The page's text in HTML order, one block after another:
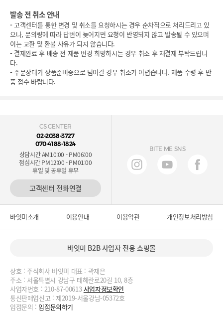
발송 전 취소 안내
-고객센터를 통한 변경 및 취소를 요청하시는 경우 순차적으로 처리드리고 있
으나, 문의량에 따라 답변이 늦어지면 요청이 반영되지 않고 발송될 수 있으며
이는 교환 및 환불 사유가 되지 않습니다.
- 결제완료 후 배송 전 제품 변경 희망하시는 경우 취소 후 재결제 부탁드립니
다.
-주문상태가 상품준비중으로 넘어갈 경우 취소가 어렵습니다. 제품 수령 후 반
품 접수 바랍니다.
CS CENTER
02-2038-3727
070-4188-1824
상담시간 AM10:00 - PM06:00
점심시간 PM12:00 - PM01:00
휴일 및 공휴일 휴무
고객센터 전화연결
BITE ME SNS
바잇미소개 이용안내 이용약관 개인정보처리방침
바잇미 B2B 사업자 전용 쇼핑몰
상호 : 주식회사 바잇미 대표 : 곽재은
주소 : 서울특별시 강남구 테헤란로20길 10, 8층
사업자번호 : 210-87-00613사업자정보확인
통신판매업신고 : 제2019-서울강남-05372호
입점문의 : 입점문의하기